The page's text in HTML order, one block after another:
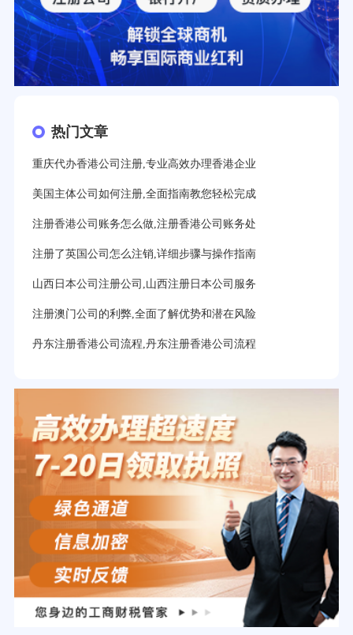
热门文章
重庆代办香港公司注册,专业高效办理香港企业
美国主体公司如何注册,全面指南教您轻松完成
注册香港公司账务怎么做,注册香港公司账务处
注册了英国公司怎么注销,详细步骤与操作指南
山西日本公司注册公司,山西注册日本公司服务
注册澳门公司的利弊,全面了解优势和潜在风险
丹东注册香港公司流程,丹东注册香港公司流程